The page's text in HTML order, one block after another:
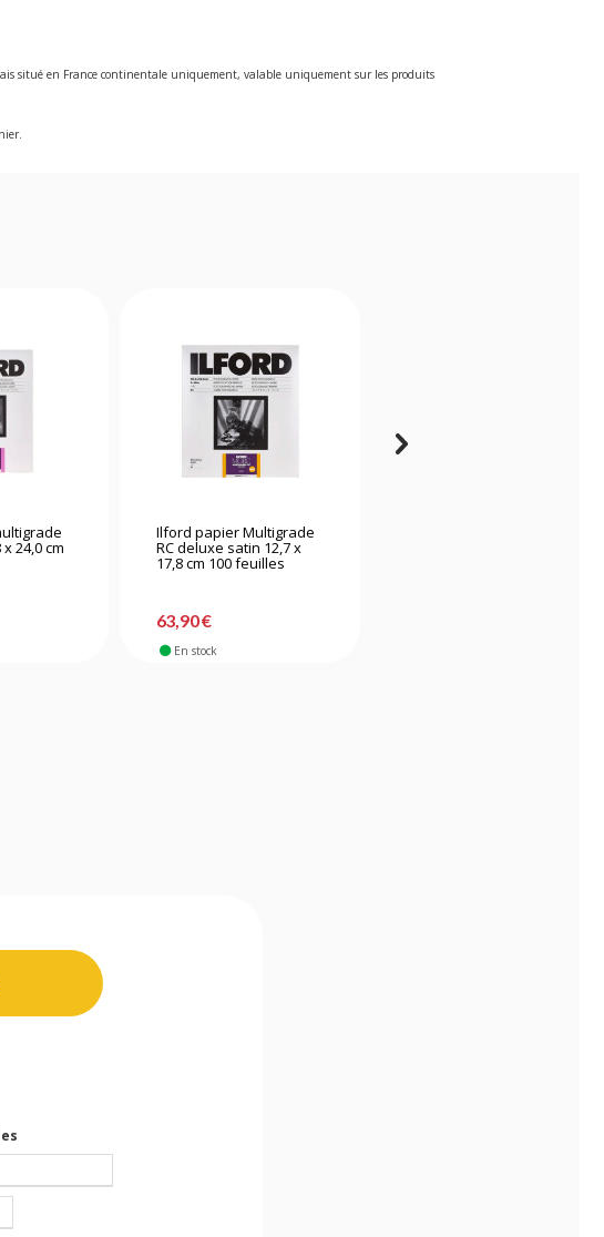
situé en France continentale uniquement, valable uniquement sur les produits
24,0 cm
Ilford papier Multigrade
RC deluxe satin 12,7 x
17,8 cm 100 feuilles
63,90 €
En stock